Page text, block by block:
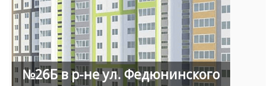
№26Б в р-не ул. Федюнинского